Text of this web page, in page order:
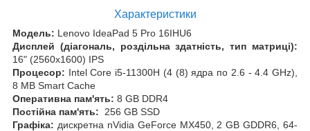
Характеристики
Модель: Lenovo IdeaPad 5 Pro 16IHU6
Дисплей (діагональ, роздільна здатність, тип матриці):
16" (2560x1600) IPS
Процесор: Intel Core i5-11300H (4 (8) ядра по 2.6 - 4.4 GHz),
8 MB Smart Cache
Оперативна пам'ять: 8 GB DDR4
Постійна пам'ять:
256 GB SSD
Графіка: дискретна nVidia GeForce MX450, 2 GB GDDR6, 64-